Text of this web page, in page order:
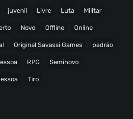
juvenil Livre Luta Militar
Novo Offline Online
Original Savassi Games padrão
RPG Seminovo
Tiro